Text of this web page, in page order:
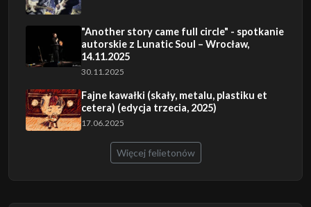
"Another story came full circle" - spotkanie
autorskie z Lunatic Soul – Wrocław,
14.11.2025
30.11.2025
Fajne kawałki (skały, metalu, plastiku et
cetera) (edycja trzecia, 2025)
17.06.2025
Więcej felietonów